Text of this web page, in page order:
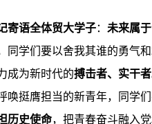
寄语全体贸大学子： 未来属于
同学们要以舍我其谁的勇气
成为新时代的搏击者、实干者
唤挺膺担当的新青年，同学
历史使命，把青春奋斗融入